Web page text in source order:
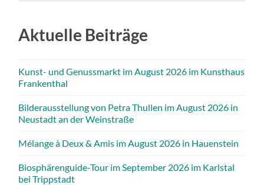
Aktuelle Beiträge
Kunst- und Genussmarkt im August 2026 im Kunsthaus
Frankenthal
Bilderausstellung von Petra Thullen im August 2026 in
Neustadt an der Weinstraße
Mélange à Deux & Amis im August 2026 in Hauenstein
Biosphärenguide-Tour im September 2026 im Karlstal
bei Trippstadt